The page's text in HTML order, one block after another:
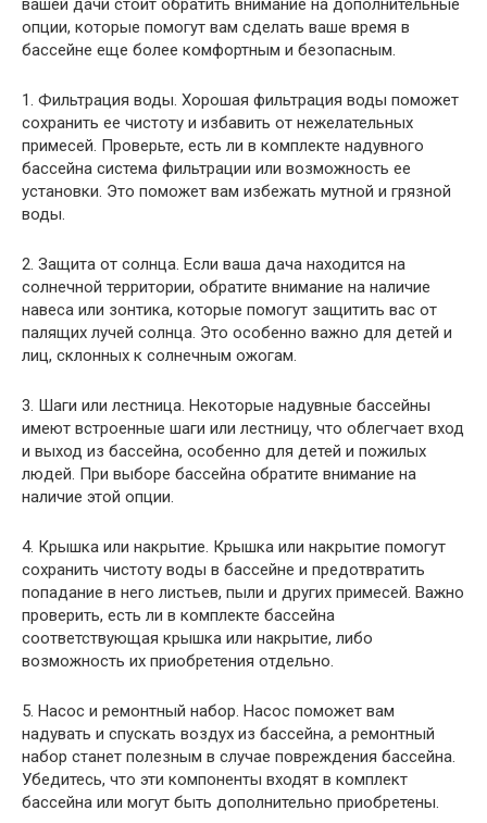
вашей дачи стоит обратить внимание на дополнительные
опции, которые помогут вам сделать ваше время в
бассейне еще более комфортным и безопасным.
1. Фильтрация воды. Хорошая фильтрация воды поможет
сохранить ее чистоту и избавить от нежелательных
примесей. Проверьте, есть ли в комплекте надувного
бассейна система фильтрации или возможность ее
установки. Это поможет вам избежать мутной и грязной
воды.
2. Защита от солнца. Если ваша дача находится на
солнечной территории, обратите внимание на наличие
навеса или зонтика, которые помогут защитить вас от
палящих лучей солнца. Это особенно важно для детей и
лиц, склонных к солнечным ожогам.
3. Шаги или лестница. Некоторые надувные бассейны
имеют встроенные шаги или лестницу, что облегчает вход
и выход из бассейна, особенно для детей и пожилых
людей. При выборе бассейна обратите внимание на
наличие этой опции.
4. Крышка или накрытие. Крышка или накрытие помогут
сохранить чистоту воды в бассейне и предотвратить
попадание в него листьев, пыли и других примесей. Важно
проверить, есть ли в комплекте бассейна
соответствующая крышка или накрытие, либо
возможность их приобретения отдельно.
5. Насос и ремонтный набор. Насос поможет вам
надувать и спускать воздух из бассейна, а ремонтный
набор станет полезным в случае повреждения бассейна.
Убедитесь, что эти компоненты входят в комплект
бассейна или могут быть дополнительно приобретены.